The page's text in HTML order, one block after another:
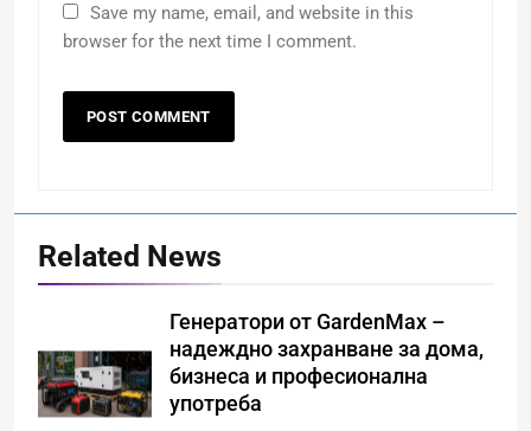
Save my name, email, and website in this
browser for the next time I comment.
Related News
Генератори от GardenMax –
надеждно захранване за дома,
бизнеса и професионална
употреба